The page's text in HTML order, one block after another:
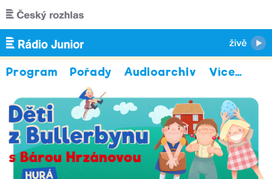
Přejít k hlavnímu obsahu
Program Pořady Audioarchiv Více…